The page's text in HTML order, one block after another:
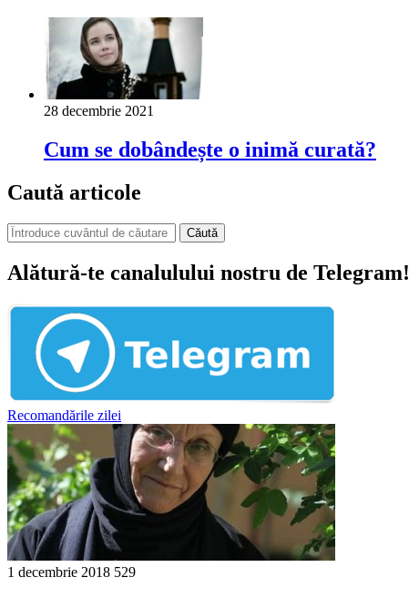
28 decembrie 2021
Cum se dobândește o inimă curată?
Caută articole
Căută
Alătură-te canalulului nostru de Telegram!
Recomandările zilei
1 decembrie 2018 529